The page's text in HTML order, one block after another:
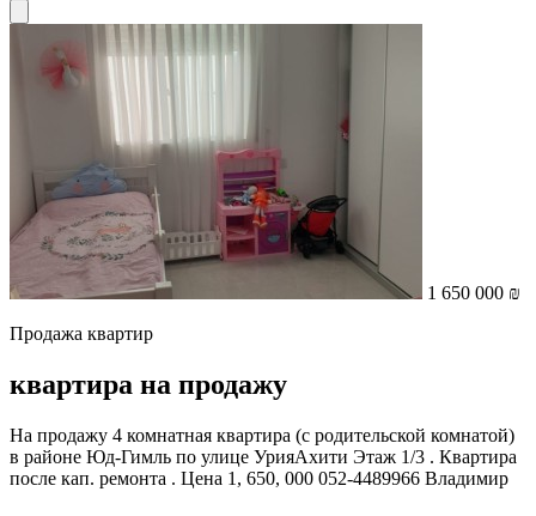
1 650 000 ₪
Продажа квартир
квартира на продажу
На продажу 4 комнатная квартира (с родительской комнатой)
в районе Юд-Гимль по улице УрияАхити Этаж 1/3 . Квартира
после кап. ремонта . Цена 1, 650, 000 052-4489966 Владимир